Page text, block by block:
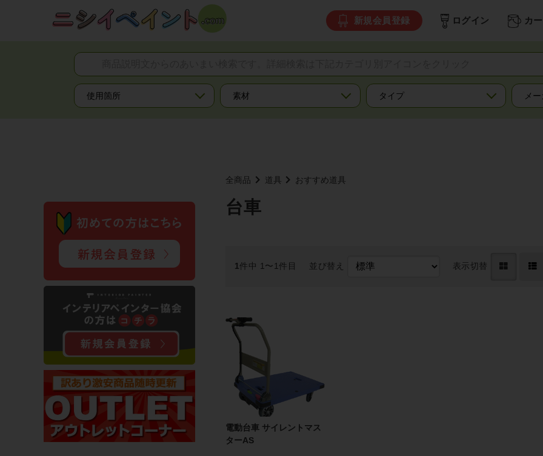
夏季休業のお知らせ
新規会員登録 ログイン カ
全商品 道具 おすすめ道具
台車
1件中 1〜1件目 並び替え 表示切替
電動台車 サイレントマス
ターAS